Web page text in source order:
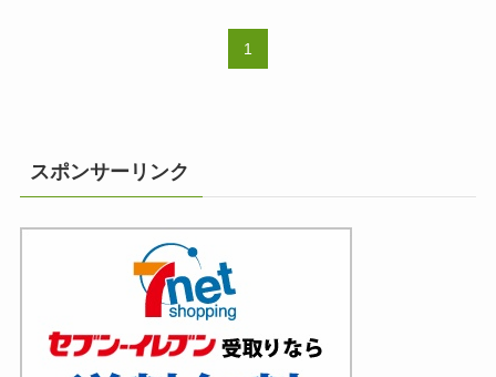
1
スポンサーリンク